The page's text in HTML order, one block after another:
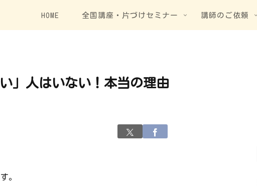
HOME 全国講座・片づけセミナー 講師のご依頼
」人はいない！本当の理由
。